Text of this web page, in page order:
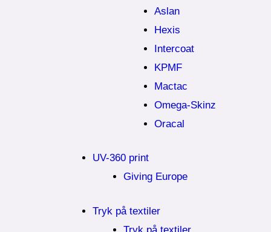
Aslan
Hexis
Intercoat
KPMF
Mactac
Omega-Skinz
Oracal
UV-360 print
Giving Europe
Tryk på textiler
Tryk på textiler